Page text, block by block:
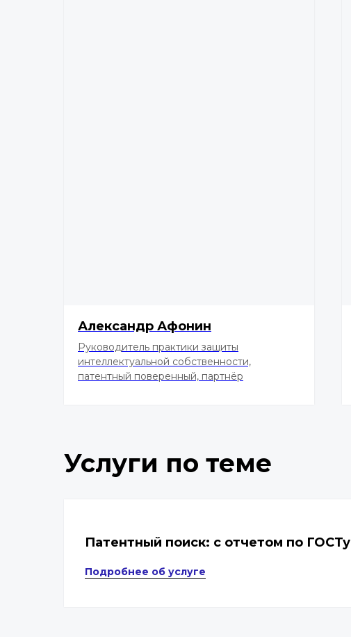
Александр Афонин
Руководитель практики защиты
интеллектуальной собственности,
патентный поверенный, партнёр
Услуги по теме
Патентный поиск: с отчетом по ГОСТу
Подробнее об услуге